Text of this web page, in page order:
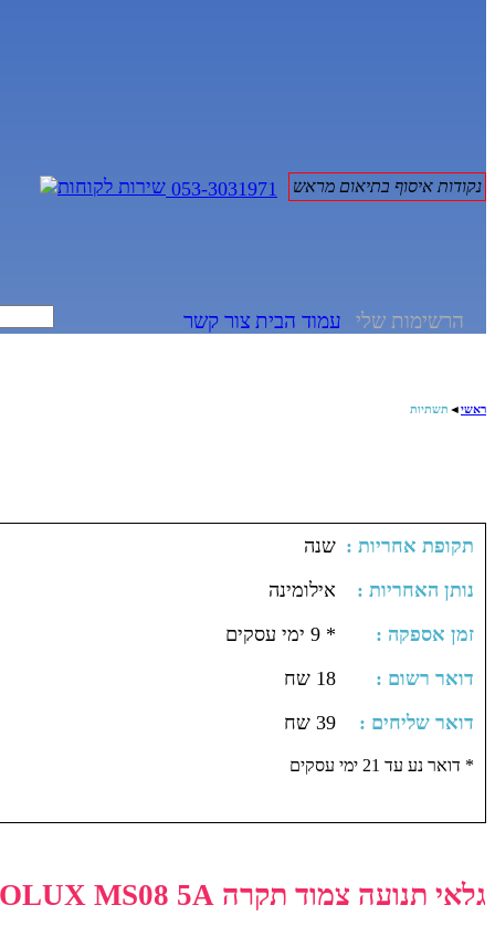
נקודות איסוף בתיאום מראש 053-3031971
הרשימות שלי עמוד הבית צור קשר
ראשי◄ תשתיות
: תקופת אחריות
שנה
: נותן האחריות
אילומינה
: זמן אספקה
* 9 ימי עסקים
: דואר רשום
18 שח
: דואר שליחים
39 שח
דואר נע עד 21 ימי עסקים *
גלאי תנועה צמוד תקרה EUROLUX MS08 5A